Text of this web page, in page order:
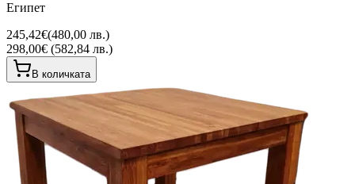
Египет
245,42€(480,00 лв.)
298,00€ (582,84 лв.)
В количката